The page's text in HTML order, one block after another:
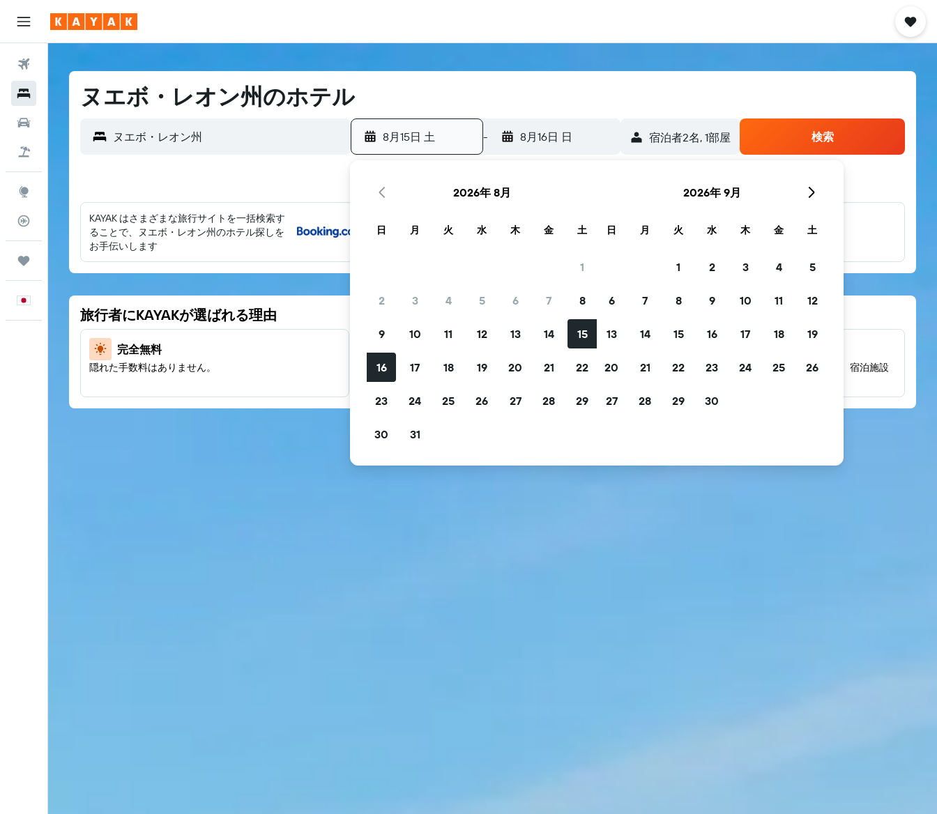
フライトトラッカー
日本語
ヌエボ・レオン州のホテル
8月15日 土 - 8月16日 日 宿泊者2名, 1​部屋 検索
KAYAK はさまざまな旅行サイトを一括検索す
ることで、ヌエボ・レオン州のホテル探しを
お手伝いします
他多数のブラン
旅行者にKAYAKが選ばれる理由
完全無料
隠れた手数料はありません。
料金を絞り込み検索
無料キャンセル、無料朝食などで絞り込みできます。
数百万件の実際の宿泊者によるレビューから、宿泊施設
2026年 8月
日 月 火 水 木 金 土
1
2 3 4 5 6 7 8
9 10 11 12 13 14 15
16 17 18 19 20 21 22
23 24 25 26 27 28 29
30 31
2026年 9月
日 月 火 水 木 金 土
1 2 3 4 5
6 7 8 9 10 11 12
13 14 15 16 17 18 19
20 21 22 23 24 25 26
27 28 29 30